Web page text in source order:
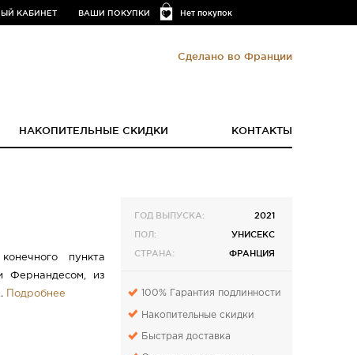
Нет покупок
КАБИНЕТ ВАШИ ПОКУПКИ
Сделано во Франции
НАКОПИТЕЛЬНЫЕ СКИДКИ КОНТАКТЫ
пункта
Фернандесом, из
Подробнее
ГОД ВЫПУСКА:
2021
ПОЛ:
УНИСЕКС
СТРАНА:
ФРАНЦИЯ
100% Гарантия подлинности
Накопительные скидки
Быстрая доставка